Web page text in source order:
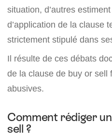
situation, d’autres
d’application de la clause
strictement stipulé dans
Il résulte de ces débats
de la clause de buy or sell
abusives.
Comment rédiger
sell ?